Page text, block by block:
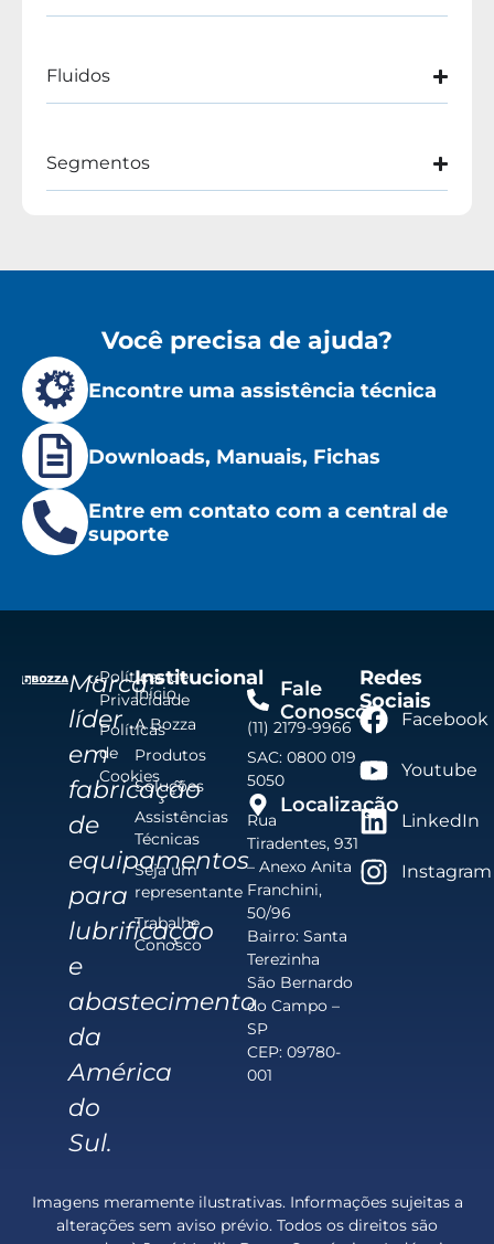
Fluidos
Segmentos
Você precisa de ajuda?
Encontre uma assistência técnica
Downloads, Manuais, Fichas
Entre em contato com a central de
suporte
Marca
líder
em
fabricação
de
equipamentos
para
lubrificação
e
abastecimento
da
América
do
Sul.
Políticas de
Privacidade
Políticas
de
Cookies
Institucional
Início
A Bozza
Produtos
Soluções
Assistências
Técnicas
Seja um
representante
Trabalhe
Conosco
Localização
Rua
Tiradentes, 931
– Anexo Anita
Franchini,
50/96
Bairro: Santa
Terezinha
São Bernardo
do Campo –
SP
CEP: 09780-
001
Fale
Conosco
(11) 2179-9966
SAC: 0800 019
5050
Redes
Sociais
Facebook
Youtube
LinkedIn
Instagram
Imagens meramente ilustrativas. Informações sujeitas a
alterações sem aviso prévio. Todos os direitos são